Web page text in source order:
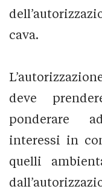
cava.
deve
ponderare
interessi in
quelli